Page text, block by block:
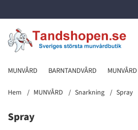
MUNVÅRD BARNTANDVÅRD
Hem MUNVÅRD Snarkning Spray
Spray